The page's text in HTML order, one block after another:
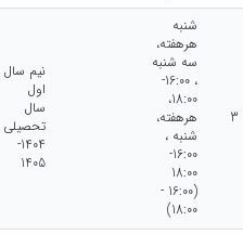
3
شنبه
هرهفته،
سه شنبه
، 16:00-
18:00،
هرهفته،
شنبه ،
16:00-
18:00
(16:00 -
18:00)
نیم سال
اول
سال
تحصیلی
1404-
1405